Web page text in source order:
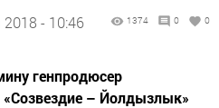
- 10:46 1374 0 0
генпродюсер
– Йолдызлык»